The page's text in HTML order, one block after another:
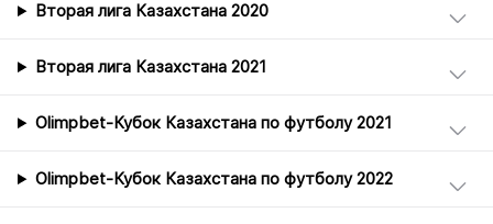
Вторая лига Казахстана 2020
Вторая лига Казахстана 2021
Olimpbet-Кубок Казахстана по футболу 2021
Olimpbet-Кубок Казахстана по футболу 2022